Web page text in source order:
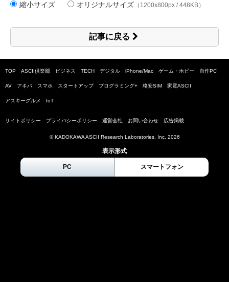
縮小サイズ オリジナルサイズ （1200x800px / 448KB）
記事に戻る
TOP ASCII倶楽部 ビジネス TECH デジタル iPhone/Mac ゲーム・ホビー 自作PC
AV アキバ スマホ スタートアップ プログラミング+ 格安SIM 家電ASCII
アスキーグルメ IoT
サイトポリシー プライバシーポリシー 運営会社 お問い合わせ 広告掲載
© KADOKAWA ASCII Research Laboratories, Inc. 2026
表示形式
PC スマートフォン